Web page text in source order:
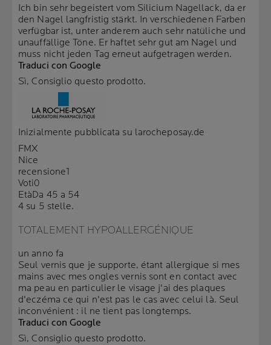
Ich bin sehr begeistert vom Silicium Nagellack, da er
den Nagel langfristig stärkt. In verschiedenen Farben
verfügbar ist, unter anderem auch sehr natüliche und
unauffällige Töne. Er haftet sehr gut am Nagel und
muss nicht jeden Tag erneut aufgetragen werden.
Traduci con Google
Sì, Consiglio questo prodotto.
Inizialmente pubblicata su larocheposay.de
FMX
Nice
recensione1
Voti0
EtàDa 45 a 54
4 su 5 stelle.
TOTALEMENT HYPOALLERGÉNIQUE
un anno fa
Seul vernis que je supporte, étant allergique si mes
mains avec mes ongles vernis sont en contact avec
ma peau en particulier le visage j'ai des plaques
d'eczéma ce qui n'est pas le cas avec celui là. Seul
inconvénient : il ne tient pas longtemps.
Traduci con Google
Sì, Consiglio questo prodotto.